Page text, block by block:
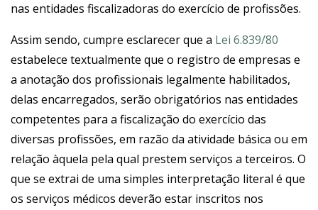
nas entidades fiscalizadoras do exercício de profissões.
Assim sendo, cumpre esclarecer que a Lei 6.839/80
estabelece textualmente que o registro de empresas e
a anotação dos profissionais legalmente habilitados,
delas encarregados, serão obrigatórios nas entidades
competentes para a fiscalização do exercício das
diversas profissões, em razão da atividade básica ou em
relação àquela pela qual prestem serviços a terceiros. O
que se extrai de uma simples interpretação literal é que
os serviços médicos deverão estar inscritos nos